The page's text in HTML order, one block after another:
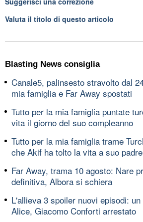
Valuta il titolo di questo articolo
Blasting News consiglia
Canale5, palinsesto stravolto dal
mia famiglia e Far Away spostati
Tutto per la mia famiglia puntate
vita il giorno del suo compleanno
Tutto per la mia famiglia trame
che Akif ha tolto la vita a suo padre
Far Away, trama 10 agosto: Nare
definitiva, Albora si schiera
L'allieva 3 spoiler nuovi episodi:
Alice, Giacomo Conforti arrestato